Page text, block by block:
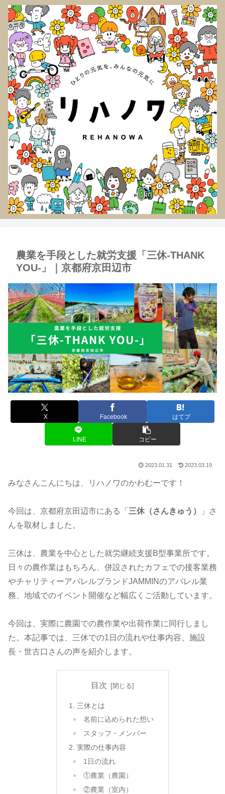
農業を手段とした就労支援「三休-THANK
YOU-」｜京都府京田辺市
X Facebook はてブ
LINE コピー
2023.01.31 2023.03.19
みなさんこんにちは、リハノワのかわむーです！
今回は、京都府京田辺市にある「 三休（さんきゅう）
」さ
んを取材しました。
三休は、農業を中心とした就労継続支援B型事業所です。
日々の農作業はもちろん、併設されたカフェでの接客業務
やチャリティーアパレルブランドJAMMINのアパレル業
務、地域でのイベント開催など幅広くご活動しています。
今回は、実際に農園での農作業や出荷作業に同行しまし
た。本記事では、三休での1日の流れや仕事内容、施設
長・世古口さんの声を紹介します。
目次
三休とは
名前に込められた想い
スタッフ・メンバー
実際の仕事内容
1日の流れ
①農業（農園）
②農業（室内）